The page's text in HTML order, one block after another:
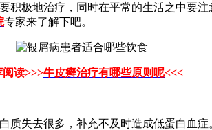
积极地治疗，同时在平常的生活之中要
专家来了解下吧。
阅读>>>牛皮癣治疗有哪些原则呢<<<
失去很多，补充不及时造成低蛋白血